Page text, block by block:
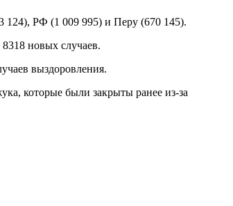
124), РФ (1 009 995) и Перу (670 145).
новых случаев.
выздоровления.
которые были закрыты ранее из-за